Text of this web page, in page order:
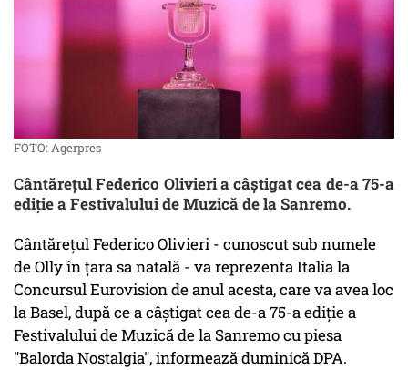
FOTO: Agerpres
Cântăreţul Federico Olivieri a câştigat cea de-a 75-a
ediţie a Festivalului de Muzică de la Sanremo.
Cântăreţul Federico Olivieri - cunoscut sub numele
de Olly în ţara sa natală - va reprezenta Italia la
Concursul Eurovision de anul acesta, care va avea loc
la Basel, după ce a câştigat cea de-a 75-a ediţie a
Festivalului de Muzică de la Sanremo cu piesa
"Balorda Nostalgia", informează duminică DPA.